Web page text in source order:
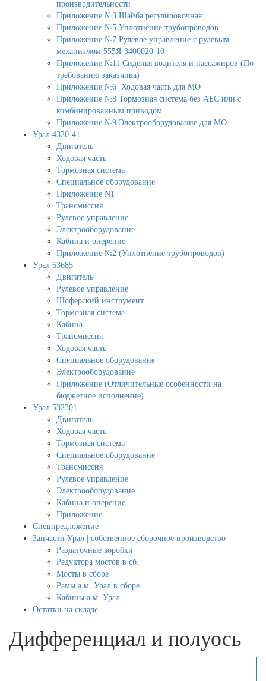
производительности
Приложение №3 Шайба регулировочная
Приложение №5 Уплотнение трубопроводов
Приложение №7 Рулевое управление с рулевым
механизмом 555Я-3400020-10
Приложение №11 Сиденья водителя и пассажиров (По
требованию заказчика)
Приложение №6 Ходовая часть для МО
Приложение №8 Тормозная система без АБС или с
комбинированным приводом
Приложение №9 Электрооборудование для МО
Урал 4320-41
Двигатель
Ходовая часть
Тормозная система
Специальное оборудование
Приложение N1
Трансмиссия
Рулевое управление
Электрооборудование
Кабина и оперение
Приложение №2 (Уплотнение трубопроводов)
Урал 63685
Двигатель
Рулевое управление
Шоферский инструмент
Тормозная система
Кабина
Трансмиссия
Ходовая часть
Специальное оборудование
Электрооборудование
Приложение (Отличительные особенности на
бюджетное исполнение)
Урал 532301
Двигатель
Ходовая часть
Тормозная система
Специальное оборудование
Трансмиссия
Рулевое управление
Электрооборудование
Кабина и оперение
Приложение
Спецпредложение
Запчасти Урал | собственное сборочное производство
Раздаточные коробки
Редуктора мостов в сб.
Мосты в сборе
Рамы а.м. Урал в сборе
Кабины а.м. Урал
Остатки на складе
Дифференциал и полуось